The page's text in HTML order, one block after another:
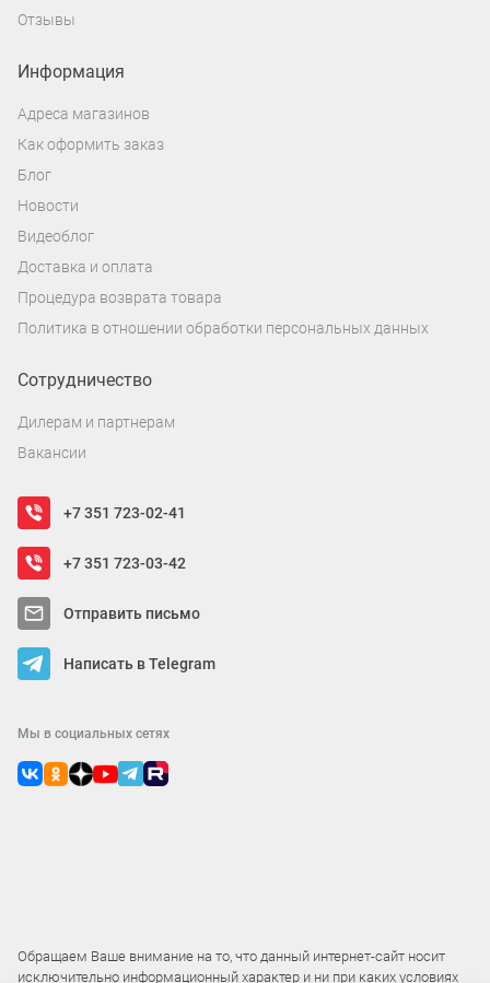
Отзывы
Информация
Адреса магазинов
Как оформить заказ
Блог
Новости
Видеоблог
Доставка и оплата
Процедура возврата товара
Политика в отношении обработки персональных данных
Сотрудничество
Дилерам и партнерам
Вакансии
+7 351 723-02-41
+7 351 723-03-42
Отправить письмо
Написать в Telegram
Мы в социальных сетях
Обращаем Ваше внимание на то, что данный интернет-сайт носит
исключительно информационный характер и ни при каких условиях